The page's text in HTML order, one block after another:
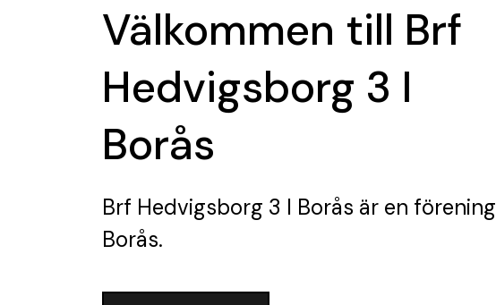
Välkommen till Brf
Hedvigsborg 3 I
Borås
Brf Hedvigsborg 3 I Borås är en förening
Borås.